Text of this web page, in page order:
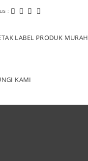
:
LABEL PRODUK MURAH
KAMI